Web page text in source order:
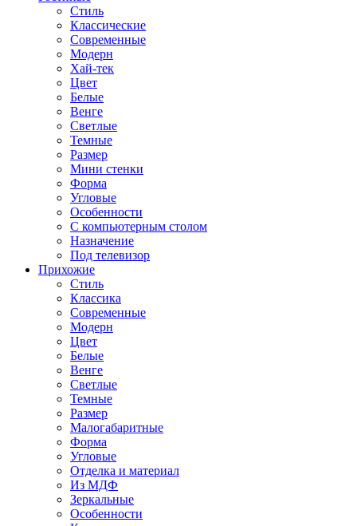
Стиль
Классические
Современные
Модерн
Хай-тек
Цвет
Белые
Венге
Светлые
Темные
Размер
Мини стенки
Форма
Угловые
Особенности
С компьютерным столом
Назначение
Под телевизор
Прихожие
Стиль
Классика
Современные
Модерн
Цвет
Белые
Венге
Светлые
Темные
Размер
Малогабаритные
Форма
Угловые
Отделка и материал
Из МДФ
Зеркальные
Особенности